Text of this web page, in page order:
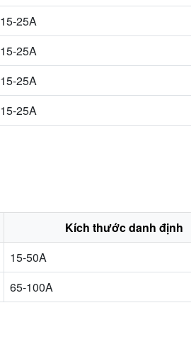
15-25A
15-25A
15-25A
15-25A
Kích thước danh định
15-50A
65-100A